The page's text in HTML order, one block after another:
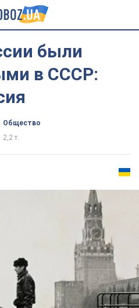
были
в СССР:
Общество
2,2 т.